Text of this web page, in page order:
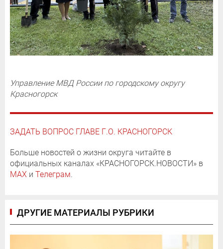
Управление МВД России по городскому округу
Красногорск
ЗАДАТЬ ВОПРОС ГЛАВЕ Г.О. КРАСНОГОРСК
Больше новостей о жизни округа читайте в
официальных каналах «КРАСНОГОРСК.НОВОСТИ» в
MAX и Телеграм.
ДРУГИЕ МАТЕРИАЛЫ РУБРИКИ